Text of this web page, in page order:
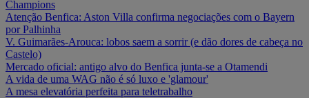
Champions
Atenção Benfica: Aston Villa confirma negociações com o Bayern
por Palhinha
V. Guimarães-Arouca: lobos saem a sorrir (e dão dores de cabeça no
Castelo)
Mercado oficial: antigo alvo do Benfica junta-se a Otamendi
A vida de uma WAG não é só luxo e 'glamour'
A mesa elevatória perfeita para teletrabalho